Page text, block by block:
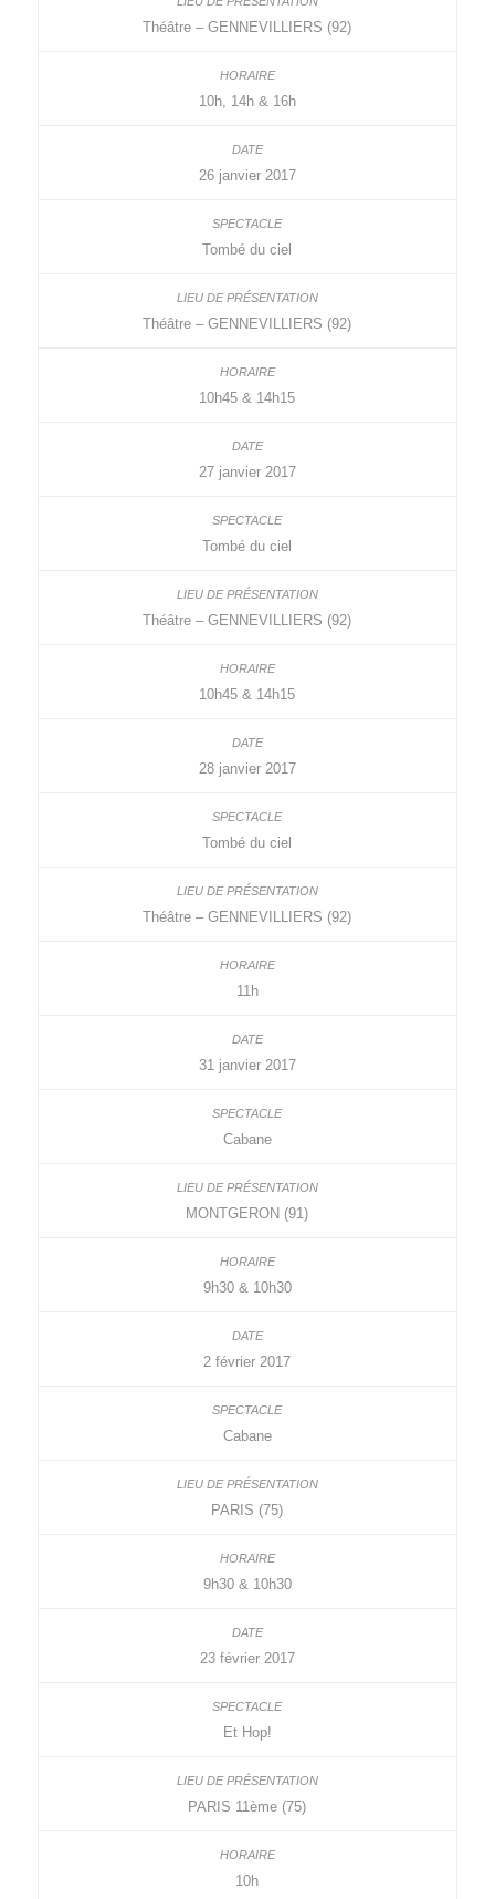
Théâtre – GENNEVILLIERS (92)
10h, 14h & 16h
26 janvier 2017
Tombé du ciel
Théâtre – GENNEVILLIERS (92)
10h45 & 14h15
27 janvier 2017
Tombé du ciel
Théâtre – GENNEVILLIERS (92)
10h45 & 14h15
28 janvier 2017
Tombé du ciel
Théâtre – GENNEVILLIERS (92)
11h
31 janvier 2017
Cabane
MONTGERON (91)
9h30 & 10h30
2 février 2017
Cabane
PARIS (75)
9h30 & 10h30
23 février 2017
Et Hop!
PARIS 11ème (75)
10h